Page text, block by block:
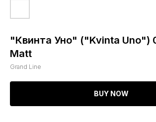
"Квинта Уно" ("Kvinta Uno")
Matt
Grand Line
BUY NOW